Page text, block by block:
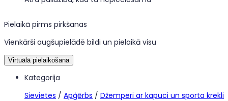
Pielaikā pirms pirkšanas
Vienkārši augšupielādē bildi un pielaikā visu
Virtuālā pielaikošana
Kategorija
Sievietes / Apģērbs / Džemperi ar kapuci un sporta krekli